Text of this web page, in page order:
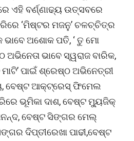
ଏହି ବର୍ଣ୍ଣାଢ୍ୟ ଉତ୍ସବରେ
‘ମିଷ୍ଟର ମଜନୁ’ ଚଳଚ୍ଚିତ୍ର
ଭାବେ ଅଶୋକ ପତି, ‘ ତୁ ମୋ
ଭାବେ ସ୍ୱରାଜ ବାରିକ,
ମାଟି’ ପାଇଁ ଶ୍ରେଷ୍ଠ ଅଭିନେତ୍ରୀ
ବେଷ୍ଟ ଆକ୍ଟ୍ରେସ୍ ଫିମେଲ
ଭୂମିକା ଦାଶ, ବେଷ୍ଟ ମ୍ୟୁଜିକ୍
ବେଷ୍ଟ ସିଙ୍ଗର ମେଲ୍
ଦିପ୍ତୀରେଖା ପାଢୀ,ବେଷ୍ଟ